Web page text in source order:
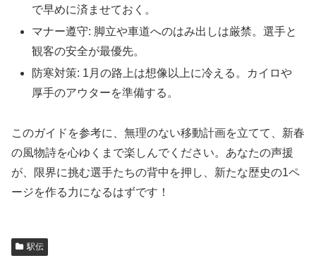
で早めに済ませておく。
マナー遵守: 脚立や車道へのはみ出しは厳禁。選手と
観客の安全が最優先。
防寒対策: 1月の路上は想像以上に冷える。カイロや
厚手のアウターを準備する。
このガイドを参考に、無理のない移動計画を立てて、新春
の風物詩を心ゆくまで楽しんでください。あなたの声援
が、限界に挑む選手たちの背中を押し、新たな歴史の1ペ
ージを作る力になるはずです！
駅伝